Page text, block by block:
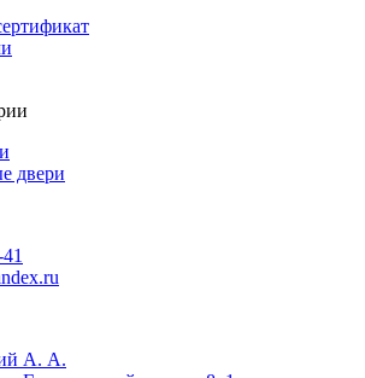
двери
А. А.